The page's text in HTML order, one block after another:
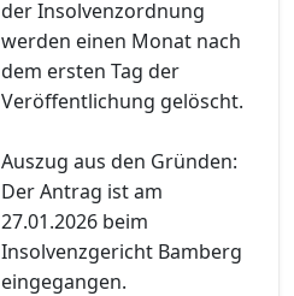
der Insolvenzordnung
werden einen Monat nach
dem ersten Tag der
Veröffentlichung gelöscht.
Auszug aus den Gründen:
Der Antrag ist am
27.01.2026 beim
Insolvenzgericht Bamberg
eingegangen.